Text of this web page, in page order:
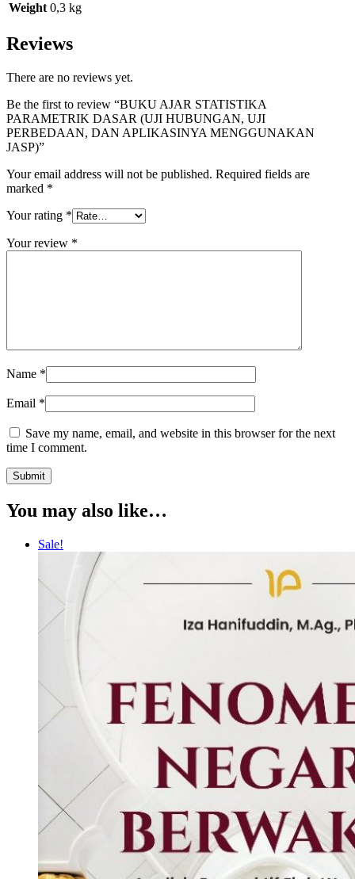
Weight 0,3 kg
Reviews
There are no reviews yet.
Be the first to review “BUKU AJAR STATISTIKA
PARAMETRIK DASAR (UJI HUBUNGAN, UJI
PERBEDAAN, DAN APLIKASINYA MENGGUNAKAN
JASP)”
Your email address will not be published. Required fields are
marked *
Your rating *
Your review *
Name *
Email *
Save my name, email, and website in this browser for the next
time I comment.
You may also like…
Sale!